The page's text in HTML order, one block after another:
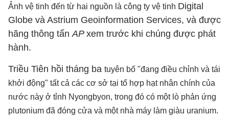
Ảnh vệ tinh đến từ hai nguồn là công ty vệ tinh Digital
Globe và Astrium Geoinformation Services, và được
hãng thông tấnAP xem trước khi chúng được phát
hành.
Triều Tiên hồi tháng ba tuyên bố "đang điều chỉnh và tái
khởi động" tất cả các cơ sở tại tổ hợp hạt nhân chính của
nước này ở tỉnh Nyongbyon, trong đó có một lò phản ứng
plutonium đã đóng cửa và một nhà máy làm giàu uranium.